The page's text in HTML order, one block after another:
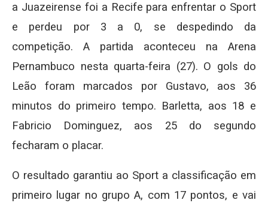
a Juazeirense foi a Recife para enfrentar o Sport
e perdeu por 3 a 0, se despedindo da
competição. A partida aconteceu na Arena
Pernambuco nesta quarta-feira (27). O gols do
Leão foram marcados por Gustavo, aos 36
minutos do primeiro tempo. Barletta, aos 18 e
Fabricio Dominguez, aos 25 do segundo
fecharam o placar.
O resultado garantiu ao Sport a classificação em
primeiro lugar no grupo A, com 17 pontos, e vai